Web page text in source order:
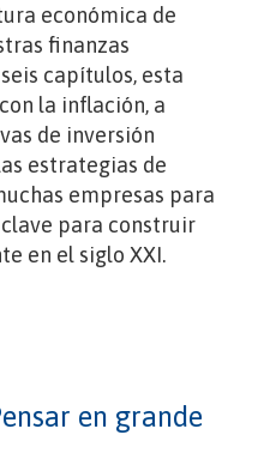
económica de
finanzas
capítulos, esta
la inflación, a
de inversión
estrategias de
empresas para
para construir
en el siglo XXI.
en grande